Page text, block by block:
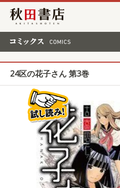
秋田書店
24区の花子さん 第3巻